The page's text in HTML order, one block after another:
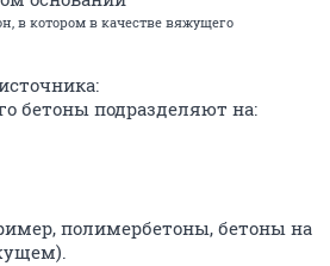
в котором в качестве вяжущего
бетоны подразделяют на:
полимербетоны, бетоны на